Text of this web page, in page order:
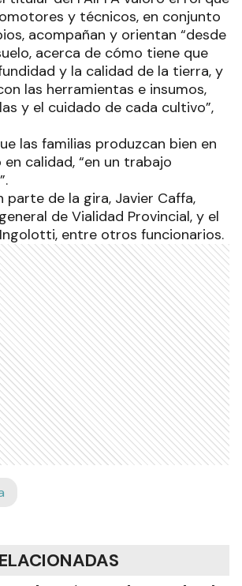
y técnicos, en conjunto
acompañan y orientan “desde
acerca de cómo tiene que
y la calidad de la tierra, y
las herramientas e insumos,
y el cuidado de cada cultivo”,
las familias produzcan bien en
calidad, “en un trabajo
parte de la gira, Javier Caffa,
de Vialidad Provincial, y el
entre otros funcionarios.